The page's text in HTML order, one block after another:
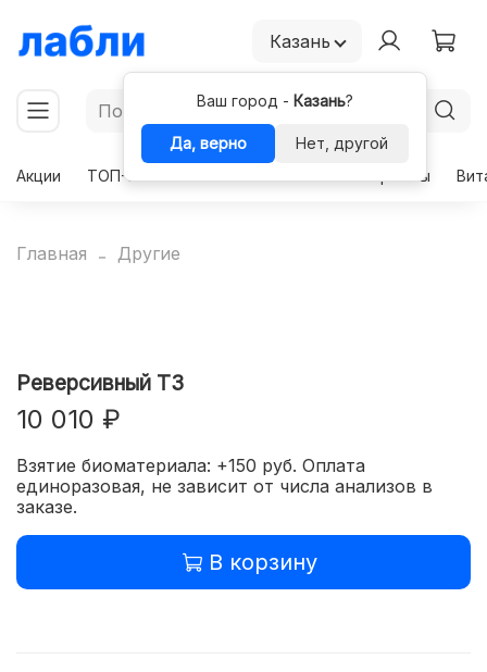
Казань
Ваш город - Казань?
Да, верно
Нет, другой
Акции
ТОП-50 Гормоны
Главная Другие
Реверсивный Т3
10 010 ₽
Взятие биоматериала: +150 руб. Оплата
единоразовая, не зависит от числа анализов в
заказе.
В корзину